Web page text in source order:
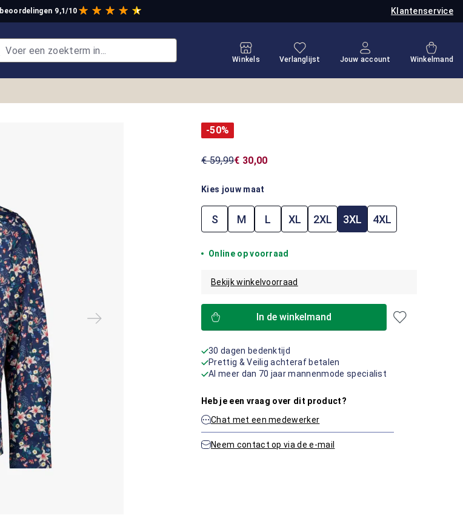
Klantenservice
beoordelingen 9,1/10
Winkels
Je hebt 0 items op je verlanglijstje
Verlanglijst Jouw account Winkelmand
-50%
€ 59,99€ 30,00
Kies jouw maat
S M L XL 2XL 3XL 4XL
Online op voorraad
Bekijk winkelvoorraad
In de winkelmand
30 dagen bedenktijd
Prettig & Veilig achteraf betalen
Al meer dan 70 jaar mannenmode specialist
Heb je een vraag over dit product?
Chat met een medewerker
Neem contact op via de e-mail